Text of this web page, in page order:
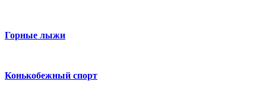
Горные лыжи
Конькобежный спорт